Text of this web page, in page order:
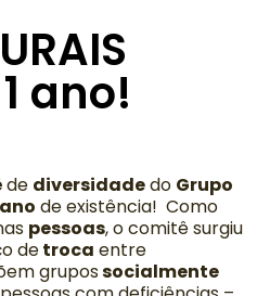
ano!
de diversidadedo Grupo
ano de existência! Como
pessoas, o comitê surgiu
detroca entre
grupossocialmente